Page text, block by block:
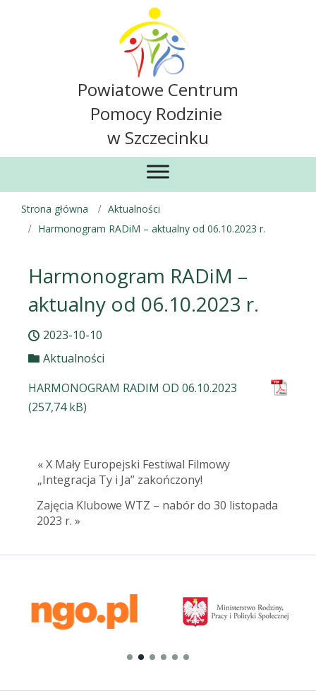
Powiatowe Centrum
Pomocy Rodzinie
w Szczecinku
Strona główna
Aktualności
Harmonogram RADiM – aktualny od 06.10.2023 r.
Harmonogram RADiM –
aktualny od 06.10.2023 r.
2023-10-10
Aktualności
HARMONOGRAM RADIM OD 06.10.2023
« X Mały Europejski Festiwal Filmowy
„Integracja Ty i Ja” zakończony!
Zajęcia Klubowe WTZ – nabór do 30 listopada
2023 r. »